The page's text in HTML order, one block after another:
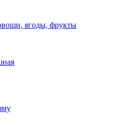
ягоды, фрукты